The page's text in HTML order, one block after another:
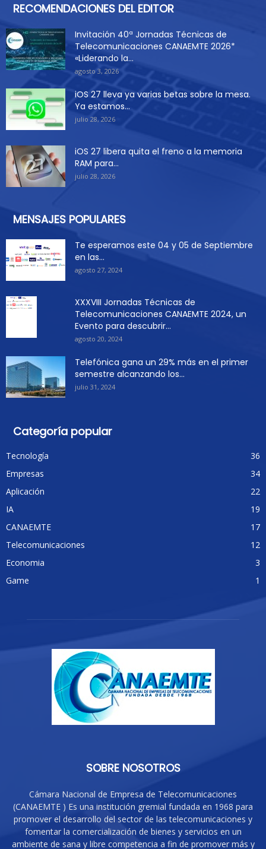
RECOMENDACIONES DEL EDITOR
Invitación 40ª Jornadas Técnicas de
Telecomunicaciones CANAEMTE 2026*
«Liderando la...
agosto 3, 2026
iOS 27 lleva ya varias betas sobre la mesa.
Ya estamos...
julio 28, 2026
iOS 27 libera quita el freno a la memoria
RAM para...
julio 28, 2026
MENSAJES POPULARES
Te esperamos este 04 y 05 de Septiembre
en las...
agosto 27, 2024
XXXVIII Jornadas Técnicas de
Telecomunicaciones CANAEMTE 2024, un
Evento para descubrir...
agosto 20, 2024
Telefónica gana un 29% más en el primer
semestre alcanzando los...
julio 31, 2024
Categoría popular
Tecnología
36
Empresas
34
Aplicación
22
IA
19
CANAEMTE
17
Telecomunicaciones
12
Economia
3
Game
1
SOBRE NOSOTROS
Cámara Nacional de Empresa de Telecomunicaciones
(CANAEMTE ) Es una institución gremial fundada en 1968 para
promover el desarrollo del sector de las telecomunicaciones y
fomentar la comercialización de bienes y servicios en un
ambiente de sana y libre competencia a fin de promover más y